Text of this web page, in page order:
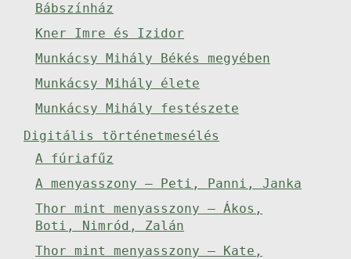
Bábszínház
Kner Imre és Izidor
Munkácsy Mihály Békés megyében
Munkácsy Mihály élete
Munkácsy Mihály festészete
Digitális történetmesélés
A fúriafűz
A menyasszony – Peti, Panni, Janka
Thor mint menyasszony – Ákos,
Boti, Nimród, Zalán
Thor mint menyasszony – Kate,